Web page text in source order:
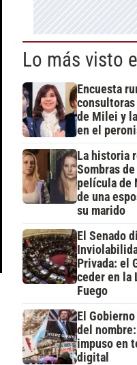
Lo más visto
Encuesta
de Milei y
en el
La historia
Sombras
película de
de una
su marido
El Senado
Privada: el
ceder en la
Fuego
El
del
impuso en
digital